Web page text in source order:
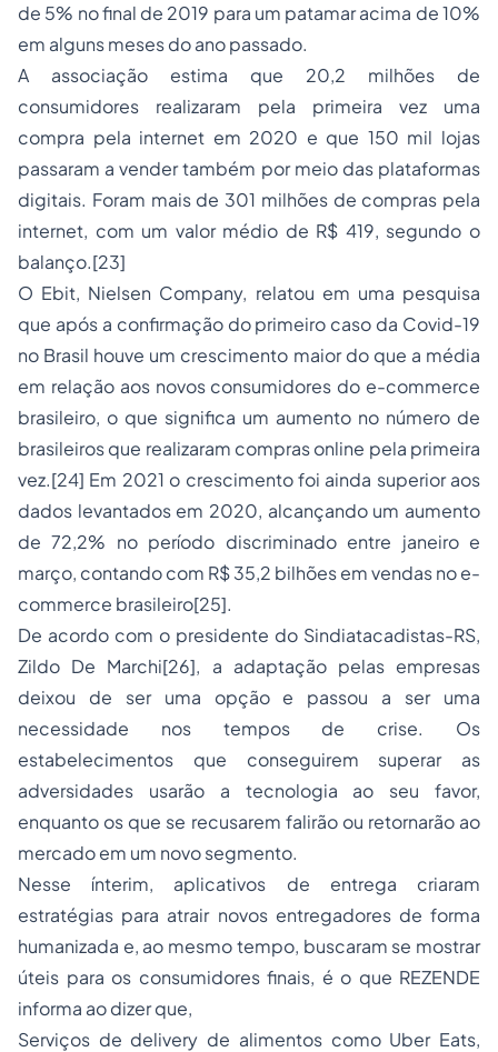
de 5% no final de 2019 para um patamar acima de 10%
em alguns meses do ano passado.
A associação estima que 20,2 milhões de
consumidores realizaram pela primeira vez uma
compra pela internet em 2020 e que 150 mil lojas
passaram a vender também por meio das plataformas
digitais. Foram mais de 301 milhões de compras pela
internet, com um valor médio de R$ 419, segundo o
balanço.[23]
O Ebit, Nielsen Company, relatou em uma pesquisa
que após a confirmação do primeiro caso da Covid-19
no Brasil houve um crescimento maior do que a média
em relação aos novos consumidores do e-commerce
brasileiro, o que significa um aumento no número de
brasileiros que realizaram compras online pela primeira
vez.[24] Em 2021 o crescimento foi ainda superior aos
dados levantados em 2020, alcançando um aumento
de 72,2% no período discriminado entre janeiro e
março, contando com R$ 35,2 bilhões em vendas no e-
commerce brasileiro[25].
De acordo com o presidente do Sindiatacadistas-RS,
Zildo De Marchi[26], a adaptação pelas empresas
deixou de ser uma opção e passou a ser uma
necessidade nos tempos de crise. Os
estabelecimentos que conseguirem superar as
adversidades usarão a tecnologia ao seu favor,
enquanto os que se recusarem falirão ou retornarão ao
mercado em um novo segmento.
Nesse ínterim, aplicativos de entrega criaram
estratégias para atrair novos entregadores de forma
humanizada e, ao mesmo tempo, buscaram se mostrar
úteis para os consumidores finais, é o que REZENDE
informa ao dizer que,
Serviços de delivery de alimentos como Uber Eats,